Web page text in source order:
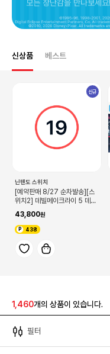
신상품 베스트
신규
닌텐도 스위치
[예약판매 8/27 순차발송][스
위치2] 데빌메이크라이 5 데빌
헌터 에디션
43,800
438
1,460개의 상품이 있습니다.
필터